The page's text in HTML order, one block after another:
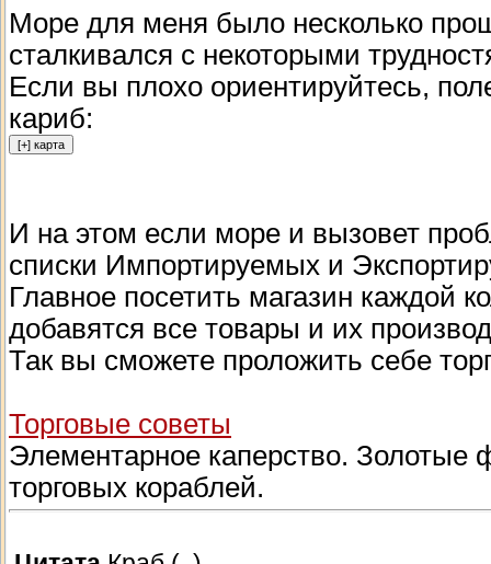
Море для меня было несколько
сталкивался с некоторыми
Если вы плохо ориентируйтесь,
кариб:
И на этом если море и вызовет
списки Импортируемых и
Главное посетить магазин каждой
добавятся все товары и их
Так вы сможете проложить себе
Торговые советы
Элементарное каперство.
торговых кораблей.